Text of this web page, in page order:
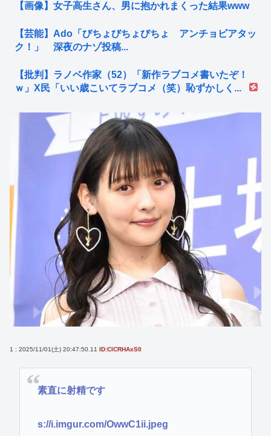
【画像】女子高生さん、男に抱かれまくった結果www
【芸能】Ado「びちょびちょびちょ アンチョビアタッ
ク！」 深夜のナゾ投稿...
【批判】ラノベ作家（52）「新作ラブコメ書いたぞ！
ｗ」X民「いい歳こいてラブコメ（笑）恥ずかしく...
1 : 2025/11/01(土) 20:47:50.11 ID:ClCRHAxS0
素直に射精です
s://i.imgur.com/OwwC1ii.jpeg